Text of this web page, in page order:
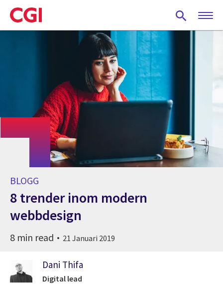
Skip
to
main
BLOGG
8 trender inom modern
webbdesign
8 min read 21 Januari 2019
Dani Thifa
Digital lead